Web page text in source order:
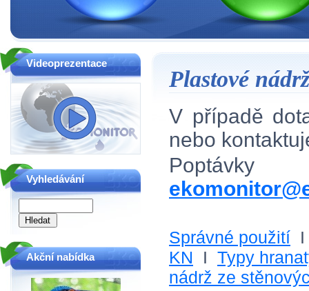
Plastové
V případě
nebo
Správné použití
KN I Typy
nádrž ze
Videoprezentace
Vyhledávání
Akční nabídka